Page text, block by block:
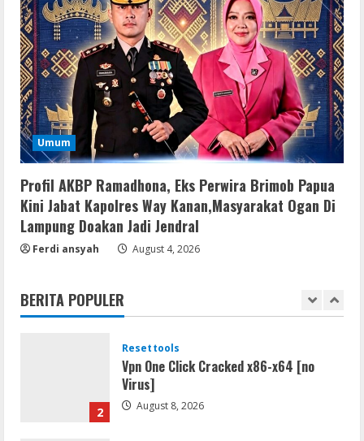
Umum
Profil AKBP Ramadhona, Eks Perwira Brimob Papua
Kini Jabat Kapolres Way Kanan,Masyarakat Ogan Di
Lampung Doakan Jadi Jendral
Ferdi ansyah August 4, 2026
BERITA POPULER
4
Remux
August 7, 2026
5
Lan
Dune: Awakening FitGirl Repack +Patch
August 7, 2026
1
Movies
Vertex Force 2026 BRRip UHD DDP5.1
2
Resettools
Vpn One Click Cracked x86-x64 [no
Virus]
August 8, 2026